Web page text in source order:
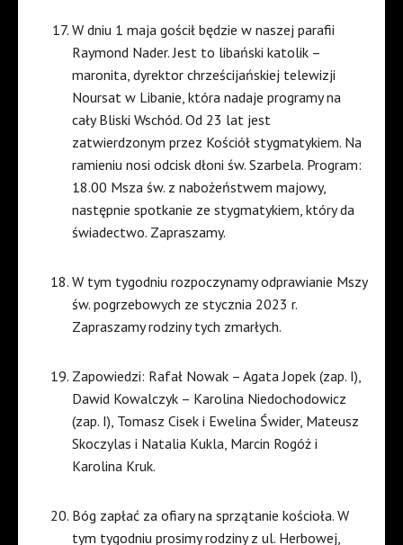
W dniu 1 maja gościł będzie w naszej parafii
Raymond Nader. Jest to libański katolik –
maronita, dyrektor chrześcijańskiej telewizji
Noursat w Libanie, która nadaje programy na
cały Bliski Wschód. Od 23 lat jest
zatwierdzonym przez Kościół stygmatykiem. Na
ramieniu nosi odcisk dłoni św. Szarbela. Program:
18.00 Msza św. z nabożeństwem majowy,
następnie spotkanie ze stygmatykiem, który da
świadectwo. Zapraszamy.
W tym tygodniu rozpoczynamy odprawianie Mszy
św. pogrzebowych ze stycznia 2023 r.
Zapraszamy rodziny tych zmarłych.
Zapowiedzi: Rafał Nowak – Agata Jopek (zap. I),
Dawid Kowalczyk – Karolina Niedochodowicz
(zap. I), Tomasz Cisek i Ewelina Świder, Mateusz
Skoczylas i Natalia Kukla, Marcin Rogóż i
Karolina Kruk.
Bóg zapłać za ofiary na sprzątanie kościoła. W
tym tygodniu prosimy rodziny z ul. Herbowej,